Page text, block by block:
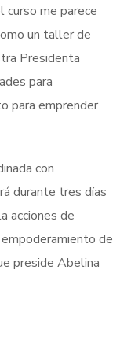
curso me parece
un taller de
Presidenta
para
para emprender
con
durante tres días
acciones de
de
preside Abelina